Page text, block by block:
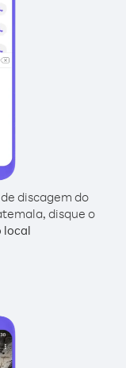
discagem do
disque o
local